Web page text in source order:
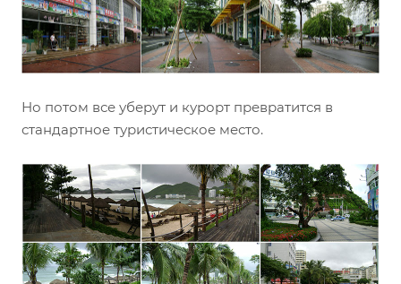
Но потом все уберут и курорт превратится в
стандартное туристическое место.